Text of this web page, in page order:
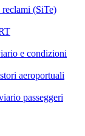
reclami (SiTe)
e condizioni
aeroportuali
passeggeri